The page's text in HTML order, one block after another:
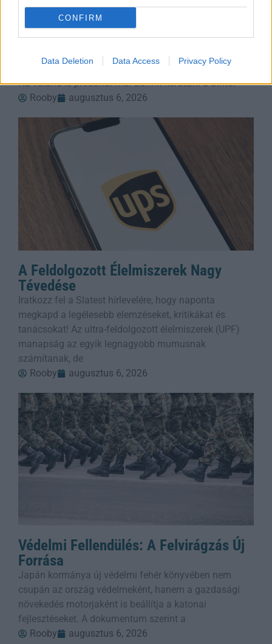
CONFIRM
Data Deletion Data Access Privacy Policy
Siri AI a Csuklón: Az Apple Watch
Okosabbikra Vált
A Siri logója, balra, és az Apple mesterséges
intelligenciával továbbfejlesztett asszisztensének
vizuális felülete. Apple/Vanessa Hand Orellana/CNET
Ha valaha is próbáltál már bármit kérdezni a Siritől
Rooby
augusztus 6, 2026
A Feldolgozott Élelmiszerek Nagy
Tévedése
Iratkozz fel a Slatest hírlevelére, hogy naponta
megkapd a legélesebb elemzéseket, kritikákat és
tanácsokat! Az ultra-feldolgozott élelmiszerek (UPF)
manapság az egyik legnagyobb mumusnak
számítanak, de
Rooby
augusztus 6, 2026
Védelmi Fellendülés: A Felvirágzás Új
Forrása
Japán kormánya új védelmi fehér könyvében nem
csupán az ország védelmeként, hanem a gazdasági
növekedés motorjaként is beállítja a katonai
fejlesztéseket. A dokumentum szerint a
Rooby
augusztus 6, 2026